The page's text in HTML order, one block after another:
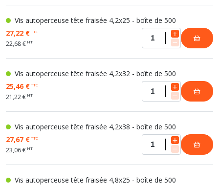
Vis autoperceuse tête fraisée 4,2x25 - boîte de 500
27,22 €TTC
22,68 € HT
Vis autoperceuse tête fraisée 4,2x32 - boîte de 500
25,46 €TTC
21,22 € HT
Vis autoperceuse tête fraisée 4,2x38 - boîte de 500
27,67 €TTC
23,06 € HT
Vis autoperceuse tête fraisée 4,8x25 - boîte de 500